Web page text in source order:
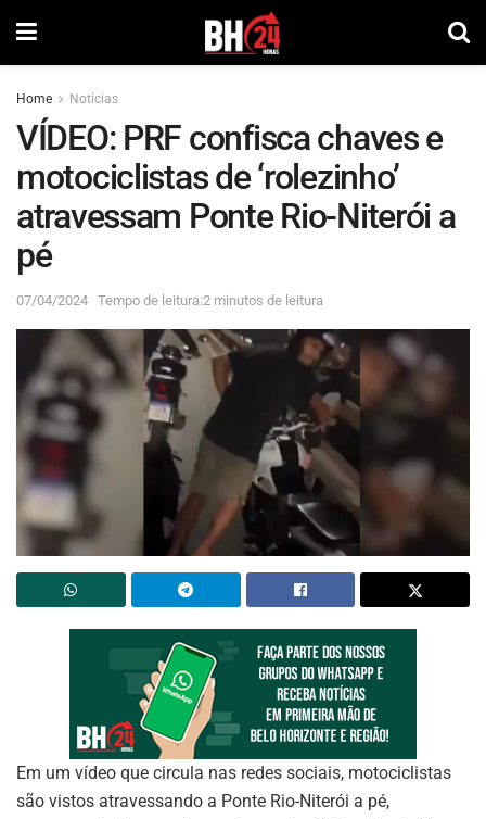
Home Noticias
VÍDEO: PRF confisca chaves e
motociclistas de ‘rolezinho’
atravessam Ponte Rio-Niterói a
pé
07/04/2024 Tempo de leitura:2 minutos de leitura
Em um vídeo que circula nas redes sociais, motociclistas
são vistos atravessando a Ponte Rio-Niterói a pé,